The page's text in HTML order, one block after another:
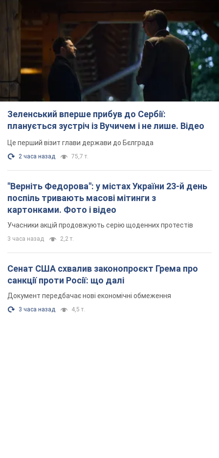
Зеленський вперше прибув до Сербії:
планується зустріч із Вучичем і не лише. Відео
Це перший візит глави держави до Бєлграда
2 часа назад 75,7 т.
"Верніть Федорова": у містах України 23-й день
поспіль тривають масові мітинги з
картонками. Фото і відео
Учасники акцій продовжують серію щоденних протестів
3 часа назад 2,2 т.
Сенат США схвалив законопроєкт Грема про
санкції проти Росії: що далі
Документ передбачає нові економічні обмеження
3 часа назад 4,5 т.